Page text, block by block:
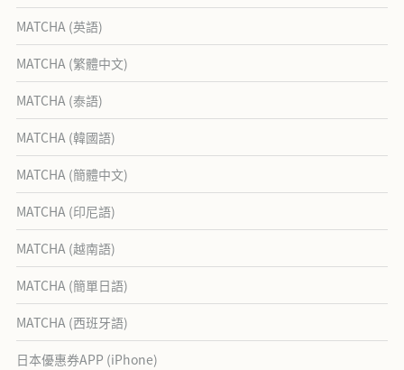
MATCHA (英語)
MATCHA (繁體中文)
MATCHA (泰語)
MATCHA (韓國語)
MATCHA (簡體中文)
MATCHA (印尼語)
MATCHA (越南語)
MATCHA (簡單日語)
MATCHA (西班牙語)
日本優惠券APP (iPhone)